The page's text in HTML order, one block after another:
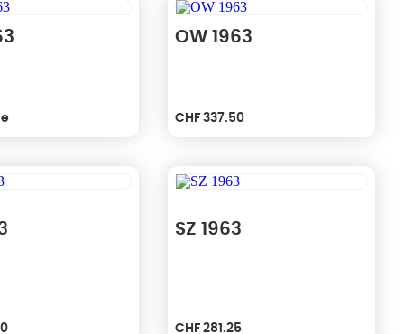
OW 1963
CHF337.50
SZ 1963
CHF281.25